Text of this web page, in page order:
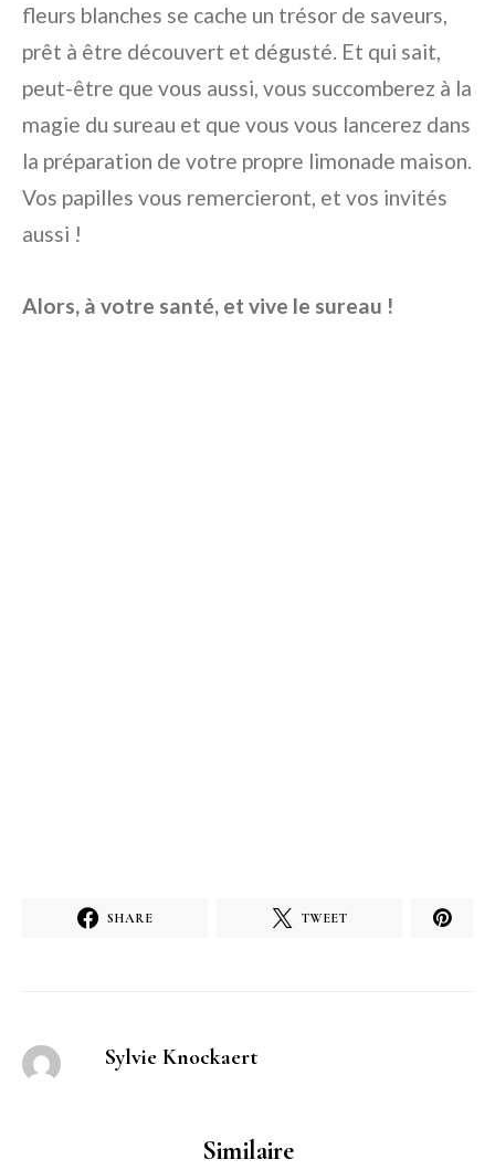
fleurs blanches se cache un trésor de saveurs,
prêt à être découvert et dégusté. Et qui sait,
peut-être que vous aussi, vous succomberez à la
magie du sureau et que vous vous lancerez dans
la préparation de votre propre limonade maison.
Vos papilles vous remercieront, et vos invités
aussi !
Alors, à votre santé, et vive le sureau !
SHARE TWEET
Sylvie Knockaert
Similaire